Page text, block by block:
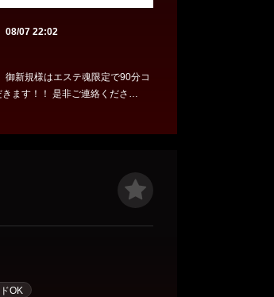
08/07 22:02
ご連絡くださ
OK